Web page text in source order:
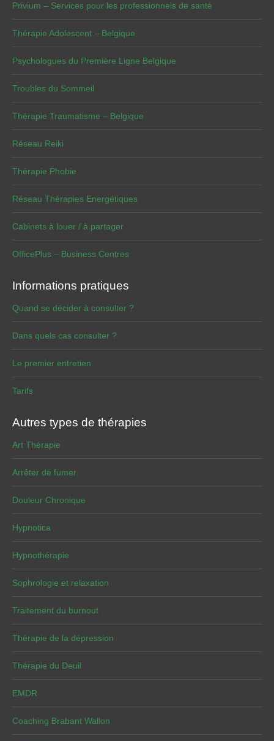
Privium – Services pour les professionnels de santé
Thérapie Adolescent – Belgique
Psychologues du Première Ligne Belgique
Troubles du Sommeil
Thérapie Traumatisme – Belgique
Réseau Reiki
Thérapie Phobie
Réseau Thérapies Energétiques
Cabinets à louer / à partager
OfficePlus – Business Centres
Informations pratiques
Quand se décider à consulter ?
Dans quels cas consulter ?
Le premier entretien
Tarifs
Autres types de thérapies
Art Thérapie
Arrêter de fumer
Douleur Chronique
Hypnotica
Hypnothérapie
Sophrologie et relaxation
Traitement du burnout
Thérapie de la dépression
Thérapie du Deuil
EMDR
Coaching Brabant Wallon